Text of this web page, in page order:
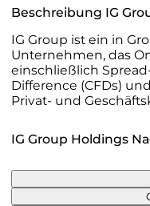
Beschreibung IG
IG Group ist ein in
Unternehmen, das
einschließlich
Difference (CFDs)
Privat- und
IG Group Holdings